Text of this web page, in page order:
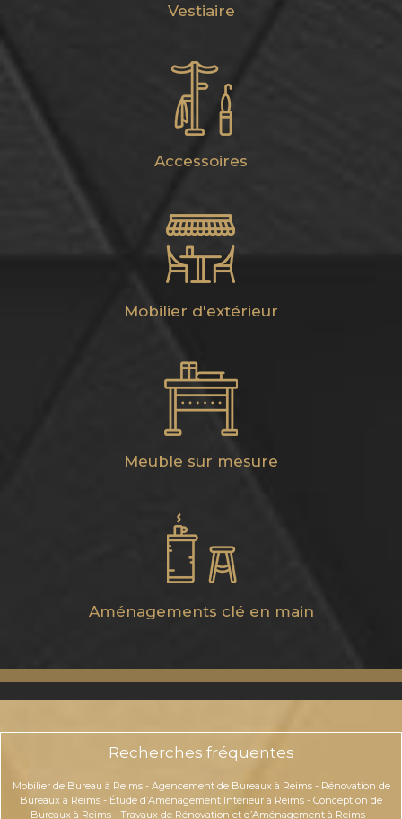
Vestiaire
Accessoires
Mobilier d'extérieur
Meuble sur mesure
Aménagements clé en main
Recherches fréquentes
Mobilier de Bureau à Reims- Agencement de Bureaux à Reims- Rénovation de
Bureaux à Reims - Étude d’Aménagement Intérieur à Reims - Conception de
Bureaux à Reims - Travaux de Rénovation et d’Aménagement à Reims -